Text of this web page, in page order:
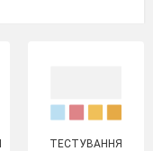
ТЕСТУВАННЯ